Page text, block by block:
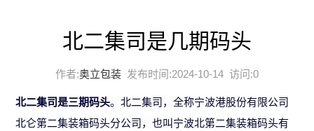
北二集司是几期码头
作者:奥立包装 发布时间:2024-10-14 访问:0
北二集司是三期码头。北二集司，全称宁波港股份有限公司
北仑第二集装箱码头分公司，也叫宁波北第二集装箱码头有